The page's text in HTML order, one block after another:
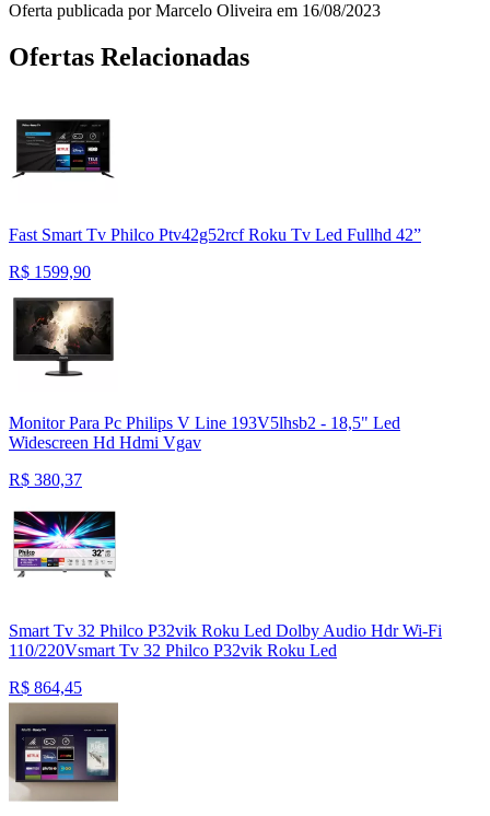
Oferta publicada por Marcelo Oliveira em 16/08/2023
Ofertas Relacionadas
Fast Smart Tv Philco Ptv42g52rcf Roku Tv Led Fullhd 42”
R$ 1599,90
Monitor Para Pc Philips V Line 193V5lhsb2 - 18,5" Led
Widescreen Hd Hdmi Vgav
R$ 380,37
Smart Tv 32 Philco P32vik Roku Led Dolby Audio Hdr Wi-Fi
110/220Vsmart Tv 32 Philco P32vik Roku Led
R$ 864,45